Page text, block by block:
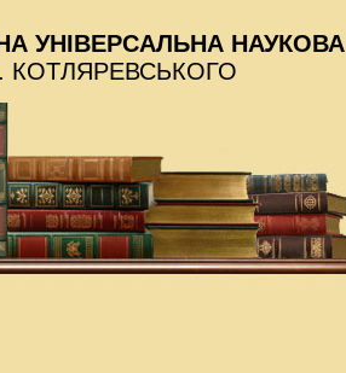
УНІВЕРСАЛЬНА НАУКОВА
КОТЛЯРЕВСЬКОГО